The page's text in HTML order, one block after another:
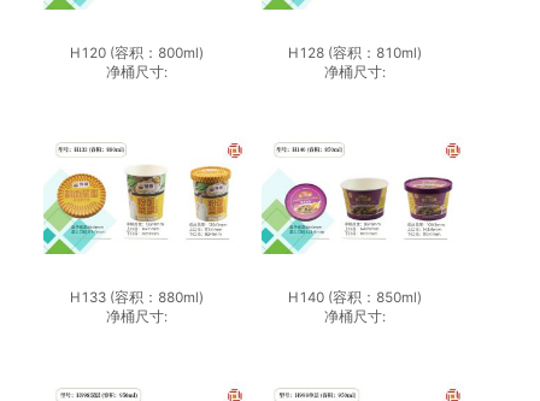
H120 (容积：800ml)
净桶尺寸:
H128 (容积：810ml)
净桶尺寸:
H133 (容积：880ml)
净桶尺寸:
H140 (容积：850ml)
净桶尺寸: